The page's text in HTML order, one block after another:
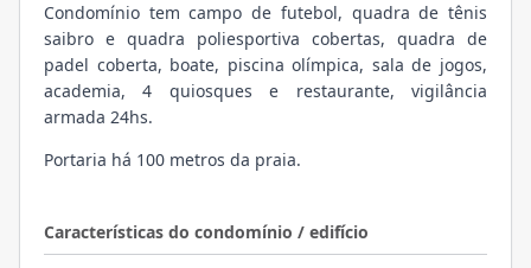
Características do condomínio / edifício
Condomínio tem campo de futebol, quadra de tênis
saibro e quadra poliesportiva cobertas, quadra de
padel coberta, boate, piscina olímpica, sala de jogos,
academia, 4 quiosques e restaurante, vigilância
armada 24hs.
Portaria há 100 metros da praia.